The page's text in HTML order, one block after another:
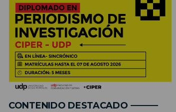
CONTENIDO DESTACADO